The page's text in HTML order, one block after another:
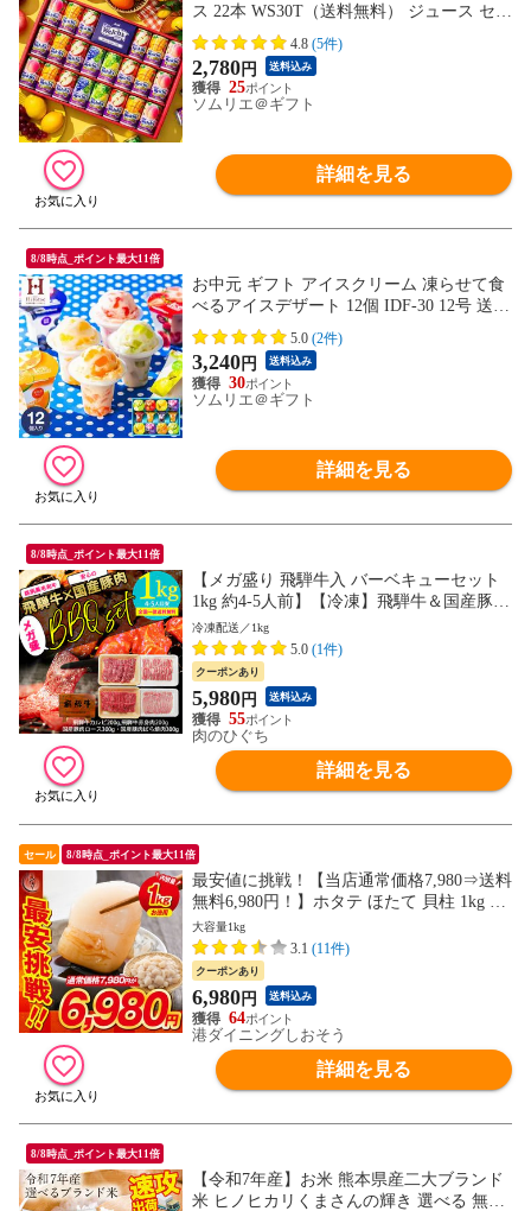
ス 22本 WS30T（送料無料） ジュース セッ
ト 詰合せ 詰め合わせ LTDU / 贈答品 贈り
物 詰合せ 詰め合わせ セット JGS
4.8 (5件)
2,780円 送料込み
25
ソムリエ＠ギフト
詳細を見る
8/8時点_ポイント最大11倍
お中元 ギフト アイスクリーム 凍らせて食
べるアイスデザート 12個 IDF-30 12号 送料
無料 包装済 のしは外のし / ひととえ シャ
ーベット スイーツ セット 詰合せ お菓子
贈答品 贈り物 詰合せ 詰め合わせ セット J
GS お返し
5.0 (2件)
3,240円 送料込み
30
ソムリエ＠ギフト
詳細を見る
8/8時点_ポイント最大11倍
【メガ盛り 飛騨牛入 バーベキューセット
1kg 約4-5人前】【冷凍】飛騨牛＆国産豚肉
焼き肉セット 送料無料 バーベキュー BBQ
焼肉 焼き肉 和牛 国産 hrp
冷凍配送／1kg
5.0 (1件)
クーポンあり
5,980円 送料込み
55
肉のひぐち
詳細を見る
セール 8/8時点_ポイント最大11倍
最安値に挑戦！【当店通常価格7,980⇒送料
無料6,980円！】ホタテ ほたて 貝柱 1kg 訳
あり（割れ 欠け サイズ不揃い） ほたて貝
柱 ホタテ貝柱 帆立
大容量1kg
3.1 (11件)
クーポンあり
6,980円 送料込み
64
港ダイニングしおそう
詳細を見る
8/8時点_ポイント最大11倍
【令和7年産】お米 熊本県産二大ブランド
米 ヒノヒカリくまさんの輝き 選べる 無洗